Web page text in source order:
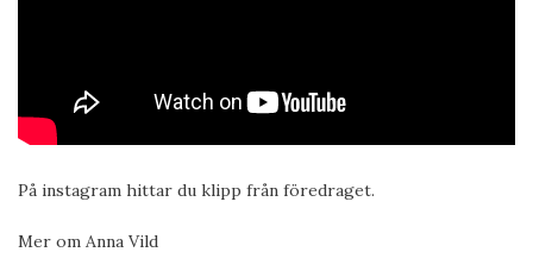
På instagram hittar du klipp från föredraget.
Mer om Anna Vild